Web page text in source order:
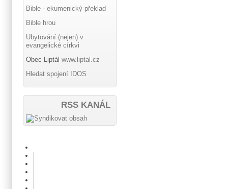
Bible - ekumenický překlad
Bible hrou
Ubytování (nejen) v
evangelické církvi
Obec Liptál www.liptal.cz
Hledat spojení IDOS
RSS KANÁL